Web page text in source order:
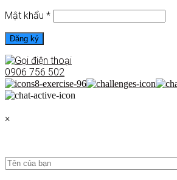
Mật khẩu *
Đăng ký
0906 756 502
×